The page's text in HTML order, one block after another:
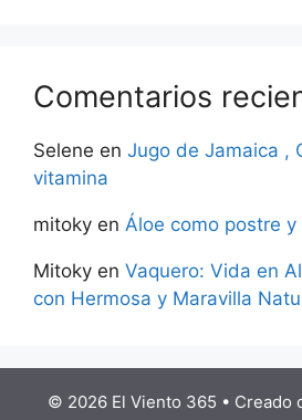
Comentarios
Selene en Jugo de Jamaica ,
vitamina
mitoky en Áloe como postre
Mitoky en Vaquero: Vida en
con Hermosa y Maravilla
© 2026 El Viento 365 • Creado